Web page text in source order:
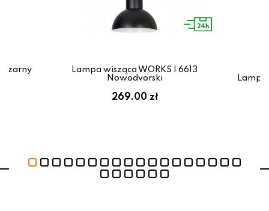
czarny
Lampa wisząca WORKS I 6613
Nowodvorski
269.00 zł